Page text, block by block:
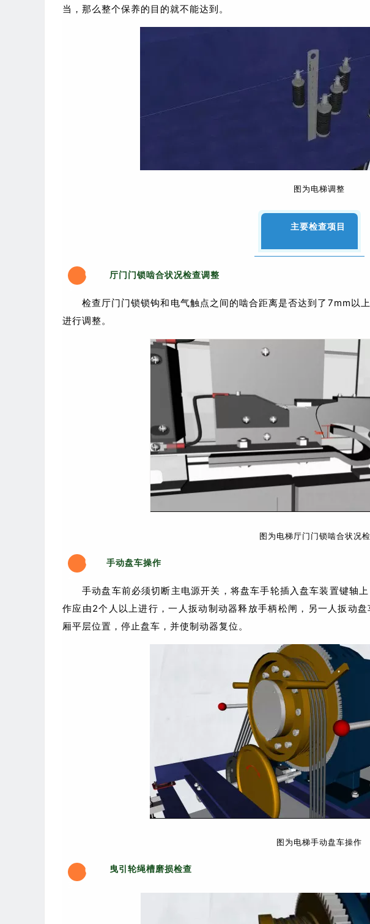
当，那么整个保养的目的就不能达到。
图为电梯调整
主要检查项目
0
1
厅门门锁啮合状况检查调整
检查厅门门锁锁钩和电气触点之间的啮合距离是否达到了7mm以
进行调整。
图为电梯厅门门锁啮合状况
0
2
手动盘车操作
手动盘车前必须切断主电源开关，将盘车手轮插入盘车装置键轴
作应由2个人以上进行，一人扳动制动器释放手柄松闸，另一人扳动
厢平层位置，停止盘车，并使制动器复位。
图为电梯手动盘车操作
0
3
曳引轮绳槽磨损检查